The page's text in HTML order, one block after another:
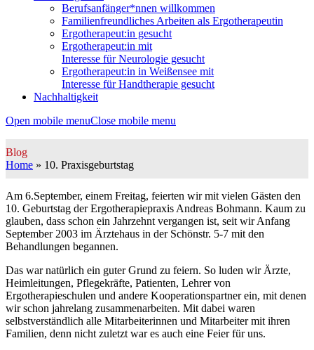
Berufsanfänger*nnen willkommen
Familienfreundliches Arbeiten als Ergotherapeutin
Ergotherapeut:in gesucht
Ergotherapeut:in mit
Interesse für Neurologie gesucht
Ergotherapeut:in in Weißensee mit
Interesse für Handtherapie gesucht
Nachhaltigkeit
Open mobile menuClose mobile menu
Blog
Home » 10. Praxisgeburtstag
Am 6.September, einem Freitag, feierten wir mit vielen Gästen den
10. Geburtstag der Ergotherapiepraxis Andreas Bohmann. Kaum zu
glauben, dass schon ein Jahrzehnt vergangen ist, seit wir Anfang
September 2003 im Ärztehaus in der Schönstr. 5-7 mit den
Behandlungen begannen.
Das war natürlich ein guter Grund zu feiern. So luden wir Ärzte,
Heimleitungen, Pflegekräfte, Patienten, Lehrer von
Ergotherapieschulen und andere Kooperationspartner ein, mit denen
wir schon jahrelang zusammenarbeiten. Mit dabei waren
selbstverständlich alle Mitarbeiterinnen und Mitarbeiter mit ihren
Familien, denn nicht zuletzt war es auch eine Feier für uns.